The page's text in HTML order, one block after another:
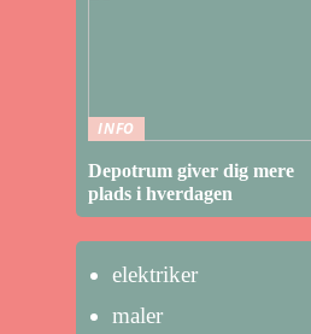
INFO
Depotrum giver dig mere
plads i hverdagen
elektriker
maler